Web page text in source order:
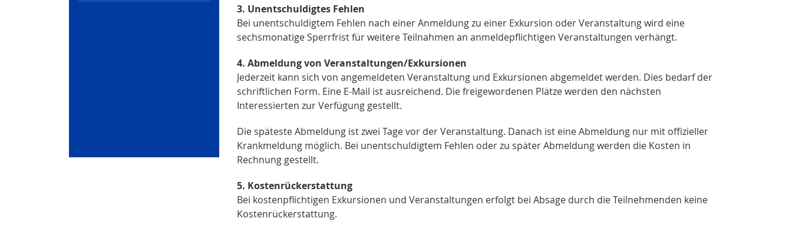
3. Unentschuldigtes Fehlen
Bei unentschuldigtem Fehlen nach einer Anmeldung zu einer Exkursion oder Veranstaltung wird eine
sechsmonatige Sperrfrist für weitere Teilnahmen an anmeldepflichtigen Veranstaltungen verhängt.
4. Abmeldung von Veranstaltungen/Exkursionen
Jederzeit kann sich von angemeldeten Veranstaltung und Exkursionen abgemeldet werden. Dies bedarf der
schriftlichen Form. Eine E-Mail ist ausreichend. Die freigewordenen Plätze werden den nächsten
Interessierten zur Verfügung gestellt.
Die späteste Abmeldung ist zwei Tage vor der Veranstaltung. Danach ist eine Abmeldung nur mit offizieller
Krankmeldung möglich. Bei unentschuldigtem Fehlen oder zu später Abmeldung werden die Kosten in
Rechnung gestellt.
5. Kostenrückerstattung
Bei kostenpflichtigen Exkursionen und Veranstaltungen erfolgt bei Absage durch die Teilnehmenden keine
Kostenrückerstattung.